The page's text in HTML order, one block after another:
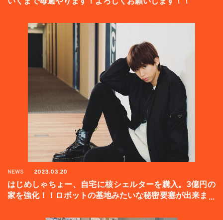
NEWS 2023.03.20
はじめしゃちょー、自宅に核シェルターを購入。3億円の
家を強化！！ロボットの基地みたいな秘密要塞が出来まし